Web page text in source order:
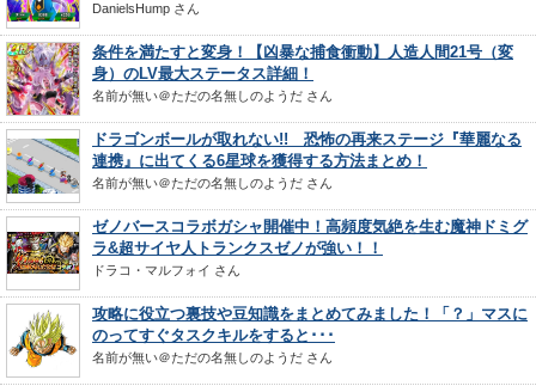
DanielsHump さん
条件を満たすと変身！【凶暴な捕食衝動】人造人間21号（変
身）のLV最大ステータス詳細！
名前が無い＠ただの名無しのようだ さん
ドラゴンボールが取れない!! 恐怖の再来ステージ『華麗なる
連携』に出てくる6星球を獲得する方法まとめ！
名前が無い＠ただの名無しのようだ さん
ゼノバースコラボガシャ開催中！高頻度気絶を生む魔神ドミグ
ラ&超サイヤ人トランクスゼノが強い！！
ドラコ・マルフォイ さん
攻略に役立つ裏技や豆知識をまとめてみました！「？」マスに
のってすぐタスクキルをすると･･･
名前が無い＠ただの名無しのようだ さん